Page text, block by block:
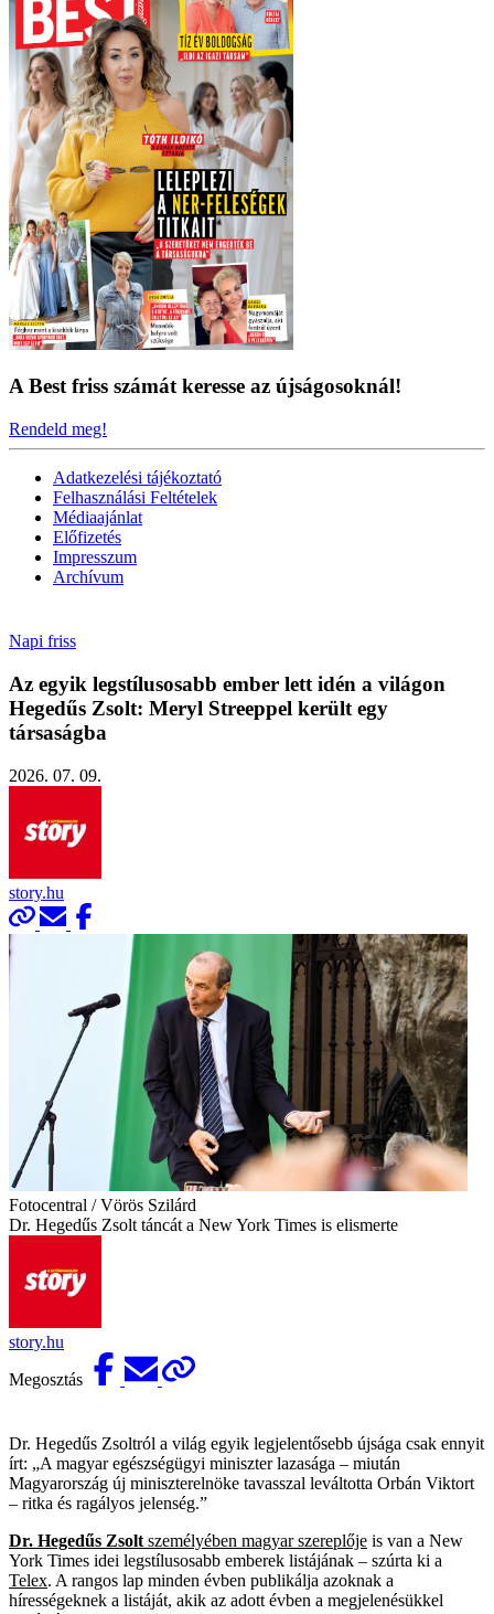
A Best friss számát keresse az újságosoknál!
Rendeld meg!
Adatkezelési tájékoztató
Felhasználási Feltételek
Médiaajánlat
Előfizetés
Impresszum
Archívum
Napi friss
Az egyik legstílusosabb ember lett idén a világon
Hegedűs Zsolt: Meryl Streeppel került egy
társaságba
2026. 07. 09.
story.hu
Fotocentral / Vörös Szilárd
Dr. Hegedűs Zsolt táncát a New York Times is elismerte
story.hu
Megosztás
Dr. Hegedűs Zsoltról a világ egyik legjelentősebb újsága csak ennyit
írt: „A magyar egészségügyi miniszter lazasága – miután
Magyarország új miniszterelnöke tavasszal leváltotta Orbán Viktort
– ritka és ragályos jelenség.”
Dr. Hegedűs Zsolt személyében magyar szereplője is van a New
York Times idei legstílusosabb emberek listájának – szúrta ki a
Telex. A rangos lap minden évben publikálja azoknak a
hírességeknek a listáját, akik az adott évben a megjelenésükkel